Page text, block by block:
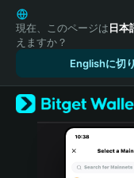
English
日本語
Tiếng Việt
Español
Türkçe
Italiano
現在、このページは日本
えますか？
Englishに切